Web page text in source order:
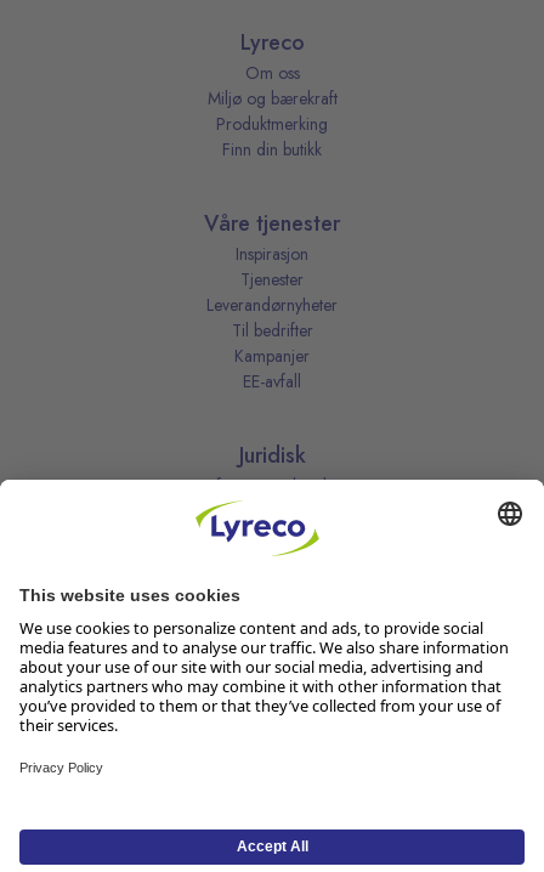
Lyreco
Om oss
Miljø og bærekraft
Produktmerking
Finn din butikk
Våre tjenester
Inspirasjon
Tjenester
Leverandørnyheter
Til bedrifter
Kampanjer
EE-avfall
Juridisk
Informasjonskapsler
Kjøpsbetingelser
Personvernerklæring
Vilkår
Vilkår for kundeklubben
Åpenhetsloven
Endre dine personvernsinnstillinger